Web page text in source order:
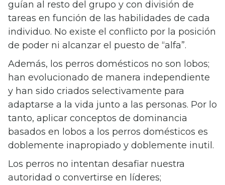
guían al resto del grupo y con división de
tareas en función de las habilidades de cada
individuo. No existe el conflicto por la posición
de poder ni alcanzar el puesto de “alfa”.
Además, los perros domésticos no son lobos;
han evolucionado de manera independiente
y han sido criados selectivamente para
adaptarse a la vida junto a las personas. Por lo
tanto, aplicar conceptos de dominancia
basados en lobos a los perros domésticos es
doblemente inapropiado y doblemente inutil.
Los perros no intentan desafiar nuestra
autoridad o convertirse en líderes;